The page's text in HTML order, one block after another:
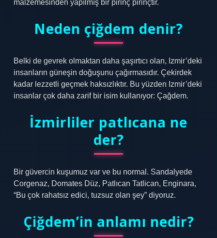
malzemesinden yapılmış bir pirinç pirinçtir.
Neden çiğdem denir?
Belki de gevrek olmaktan daha şaşırtıcı olan, Izmir’deki
insanların güneşin doğuşunu çağırmasıdır. Çekirdek
kadar lezzetli geçmek haksızlıktır. Bu yüzden Izmir’deki
insanlar çok daha zarif bir isim kullanıyor: Çağdem.
İzmirliler patlıcana ne
der?
Bir güvercin kuşumuz var ve bu normal. Sandalyede
Corgenaz, Domates Düz, Patlıcan Tatlican, Enginara,
“Bu çok rahatsız edici, tuzsuz olan şey” diyoruz.
Çiğdem’in anlamı nedir?